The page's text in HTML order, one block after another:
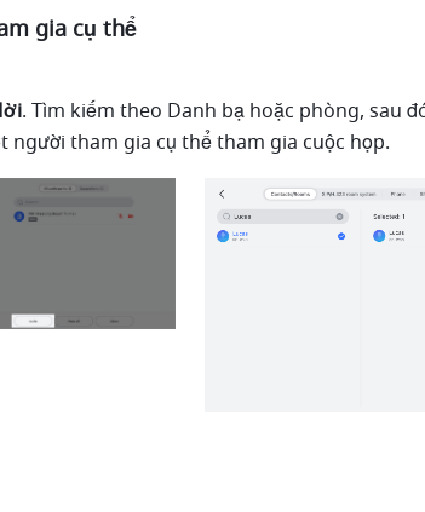
gia cụ thể
. Tìm kiếm theo Danh bạ hoặc phòng, sau
người tham gia cụ thể tham gia cuộc họp.